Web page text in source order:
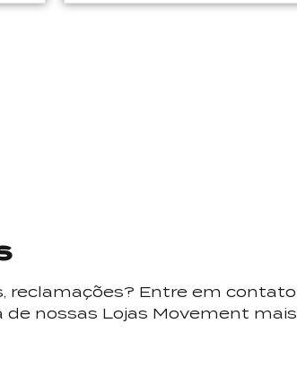
reclamações? Entre em contato
nossas Lojas Movement mais